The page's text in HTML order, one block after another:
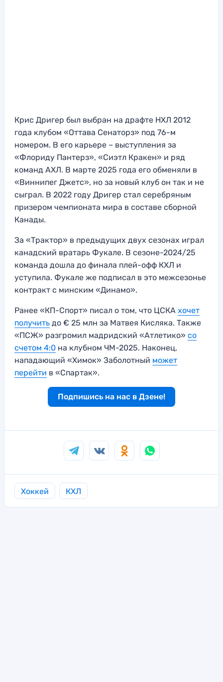
Крис Дригер был выбран на драфте НХЛ 2012
года клубом «Оттава Сенаторз» под 76-м
номером. В его карьере – выступления за
«Флориду Пантерз», «Сиэтл Кракен» и ряд
команд АХЛ. В марте 2025 года его обменяли в
«Виннипег Джетс», но за новый клуб он так и не
сыграл. В 2022 году Дригер стал серебряным
призером чемпионата мира в составе сборной
Канады.
За «Трактор» в предыдущих двух сезонах играл
канадский вратарь Фукале. В сезоне-2024/25
команда дошла до финала плей-офф КХЛ и
уступила. Фукале же подписал в это межсезонье
контракт с минским «Динамо».
Ранее «КП-Спорт» писал о том, что ЦСКА хочет
получить до € 25 млн за Матвея Кисляка. Также
«ПСЖ» разгромил мадридский «Атлетико» со
счетом 4:0 на клубном ЧМ-2025. Наконец,
нападающий «Химок» Заболотный может
перейти в «Спартак».
Подпишись на нас в Дзене!
Хоккей КХЛ